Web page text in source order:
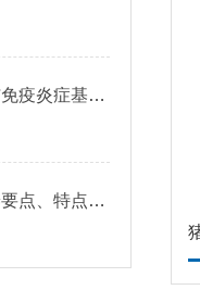
人肥大细胞——过敏与免疫炎症基础机制应用
解析永生化细胞：培养要点、特点及科研应用场景